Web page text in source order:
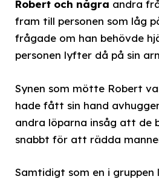
Robert och några andra
fram till personen som låg
frågade om han behövde
personen lyfter då på sin
Synen som mötte Robert
hade fått sin hand
andra löparna insåg att de
snabbt för att rädda
Samtidigt som en i gruppen